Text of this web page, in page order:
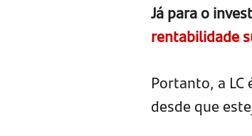
Já para o
rentabilidade
Portanto, a
desde que